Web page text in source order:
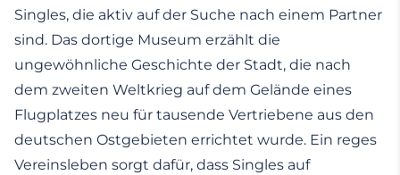
Singles, die aktiv auf der Suche nach einem Partner
sind. Das dortige Museum erzählt die
ungewöhnliche Geschichte der Stadt, die nach
dem zweiten Weltkrieg auf dem Gelände eines
Flugplatzes neu für tausende Vertriebene aus den
deutschen Ostgebieten errichtet wurde. Ein reges
Vereinsleben sorgt dafür, dass Singles auf